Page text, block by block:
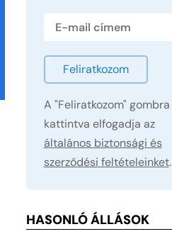
Feliratkozom
A "Feliratkozom" gombra
kattintva elfogadja az
általános biztonsági és
szerződési feltételeinket.
HASONLÓ ÁLLÁSOK